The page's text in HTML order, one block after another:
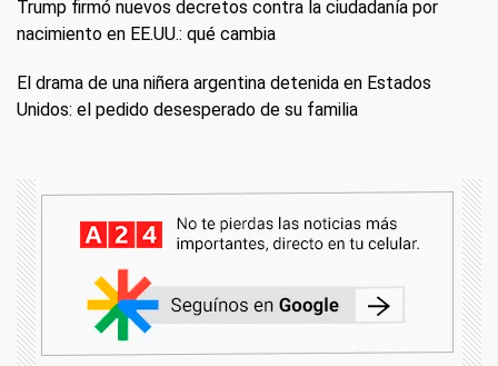
Trump firmó nuevos decretos contra la ciudadanía por
nacimiento en EE.UU.: qué cambia
El drama de una niñera argentina detenida en Estados
Unidos: el pedido desesperado de su familia